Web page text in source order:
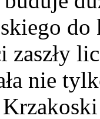
do
zaszły
nie